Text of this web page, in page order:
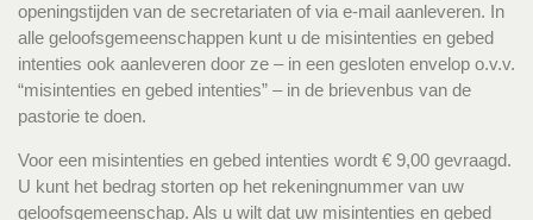
openingstijden van de secretariaten of via e-mail aanleveren. In
alle geloofsgemeenschappen kunt u de misintenties en gebed
intenties ook aanleveren door ze – in een gesloten envelop o.v.v.
“misintenties en gebed intenties” – in de brievenbus van de
pastorie te doen.
Voor een misintenties en gebed intenties wordt € 9,00 gevraagd.
U kunt het bedrag storten op het rekeningnummer van uw
geloofsgemeenschap. Als u wilt dat uw misintenties en gebed